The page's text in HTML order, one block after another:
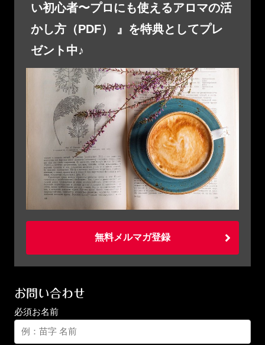
い初心者〜プロにも使えるアロマの活
かし方（PDF） 』を特典としてプレ
ゼント中♪
無料メルマガ登録
お問い合わせ
必須お名前